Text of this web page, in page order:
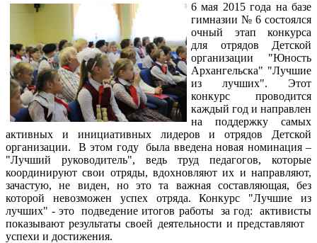
6 мая 2015 года на базе
гимназии № 6 состоялся
очный этап конкурса
для отрядов Детской
организации "Юность
Архангельска" "Лучшие
из лучших". Этот
конкурс проводится
каждый год и направлен
на поддержку самых
активных и инициативных лидеров и отрядов Детской
организации. В этом году была введена новая номинация –
"Лучший руководитель", ведь труд педагогов, которые
координируют свои отряды, вдохновляют их и направляют,
зачастую, не виден, но это та важная составляющая, без
которой невозможен успех отряда. Конкурс "Лучшие из
лучших" - это подведение итогов работы за год: активисты
показывают результаты своей деятельности и представляют
успехи и достижения.